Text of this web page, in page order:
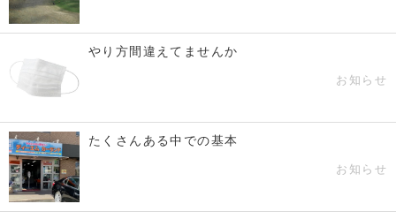
やり方間違えてませんか
お知らせ
たくさんある中での基本
お知らせ